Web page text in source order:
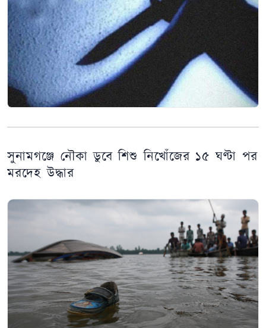
সুনামগঞ্জে নৌকা ডুবে শিশু নিখোঁজের ১৫ ঘণ্টা পর
মরদেহ উদ্ধার